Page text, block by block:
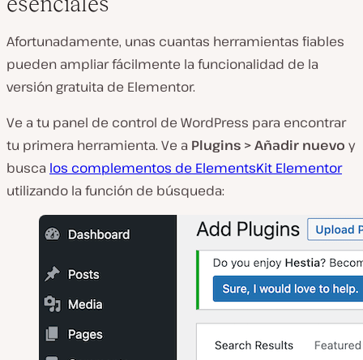
Afortunadamente, unas cuantas herramientas fiables
pueden ampliar fácilmente la funcionalidad de la
versión gratuita de Elementor.
Ve a tu panel de control de WordPress para encontrar
tu primera herramienta. Ve a Plugins > Añadir nuevo y
busca los complementos de ElementsKit Elementor
utilizando la función de búsqueda: